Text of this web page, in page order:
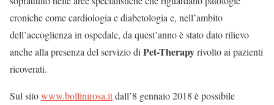
croniche come cardiologia e diabetologia e, nell’ambito
dell’accoglienza in ospedale, da quest’anno è stato dato rilievo
anche alla presenza del servizio di Pet-Therapyrivolto ai pazienti
ricoverati.
Sul sitowww.bollinirosa.itdall’8 gennaio 2018 è possibile